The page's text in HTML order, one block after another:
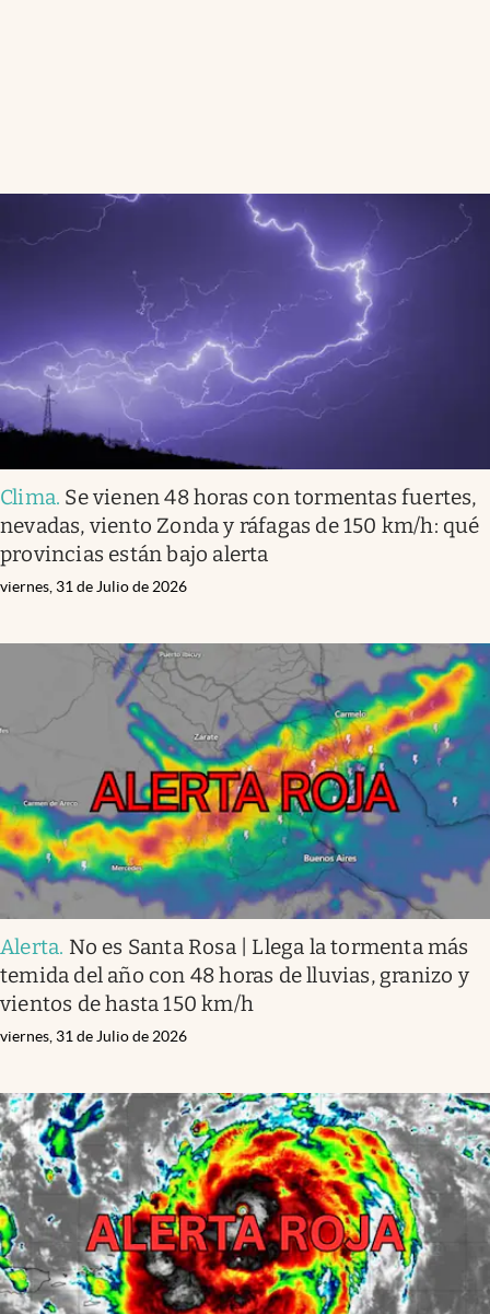
Clima. Se vienen 48 horas con tormentas fuertes,
nevadas, viento Zonda y ráfagas de 150 km/h: qué
provincias están bajo alerta
viernes, 31 de Julio de 2026
Alerta. No es Santa Rosa | Llega la tormenta más
temida del año con 48 horas de lluvias, granizo y
vientos de hasta 150 km/h
viernes, 31 de Julio de 2026